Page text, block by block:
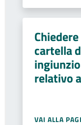
cartella
relativo
VAI ALLA